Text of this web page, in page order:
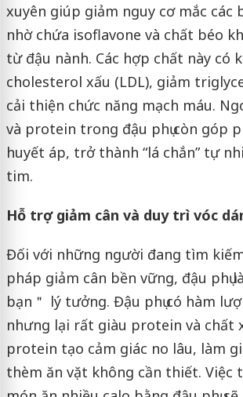
xuyên giúp giảm nguy cơ mắc các
nhờ chứa isoflavone và chất béo
từ đậu nành. Các hợp chất này có
cholesterol xấu (LDL), giảm
cải thiện chức năng mạch máu.
và protein trong đậu phụ còn góp
huyết áp, trở thành “lá chắn” tự
tim.
Hỗ trợ giảm cân và duy trì vóc
Đối với những người đang tìm
pháp giảm cân bền vững, đậu phụ
bạn＂ lý tưởng. Đậu phụ có hàm
nhưng lại rất giàu protein và chất
protein tạo cảm giác no lâu, làm
thèm ăn vặt không cần thiết. Việc